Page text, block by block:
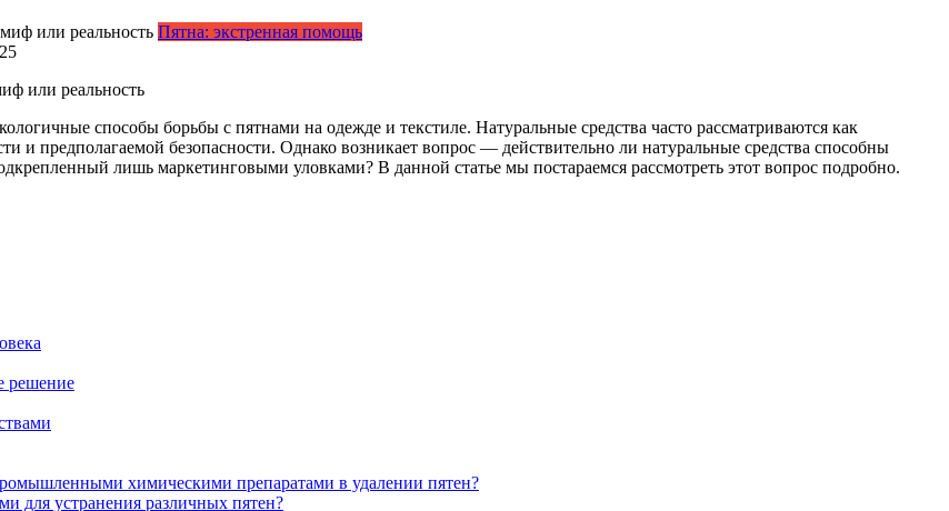
Пятна: экстренная помощь
или реальность
способы борьбы с пятнами на одежде и текстиле. Натуральные средства часто рассматриваются как
и предполагаемой безопасности. Однако возникает вопрос — действительно ли натуральные средства способны
лишь маркетинговыми уловками? В данной статье мы постараемся рассмотреть этот вопрос подробно.
решение
химическими препаратами в удалении пятен?
для устранения различных пятен?